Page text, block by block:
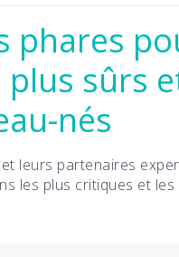
phares
sûrs
nés
leurs partenaires
les plus critiques et les